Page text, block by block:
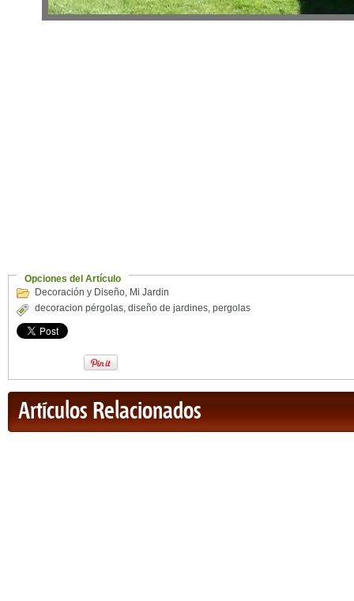
Opciones del Artículo
Decoración y Diseño, Mi Jardin
decoracion pérgolas, diseño de jardines, pergolas
Artículos Relacionados